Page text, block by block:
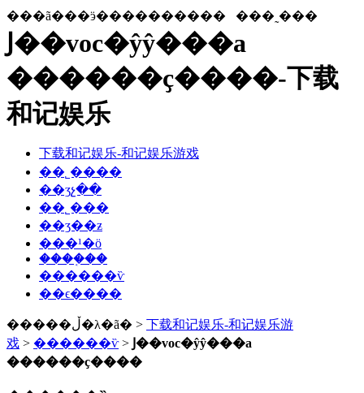
���ã���ӭ���������� ���˷���
Ϳ��voc�ŷŷ���a
������ҫ����-下载
和记娱乐
下载和记娱乐-和记娱乐游戏
��˾����
��ʒչ��
��˾���
��ʒ��ƶ
���¹�ӧ
����֤��
������ѷ
��ϵ����
�����ڵ�λ�ã� > 下载和记娱乐-和记娱乐游
戏 > ������ѷ> Ϳ��voc�ŷŷ���a
������ҫ����